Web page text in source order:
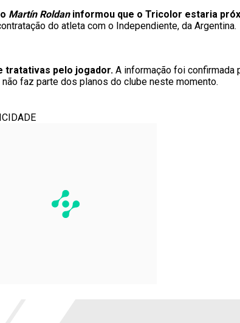
Martín Roldaninformou que o Tricolor estaria
do atleta com o Independiente, da Argentina.
tratativas pelo jogador. A informação foi confirmada
faz parte dos planos do clube neste momento.